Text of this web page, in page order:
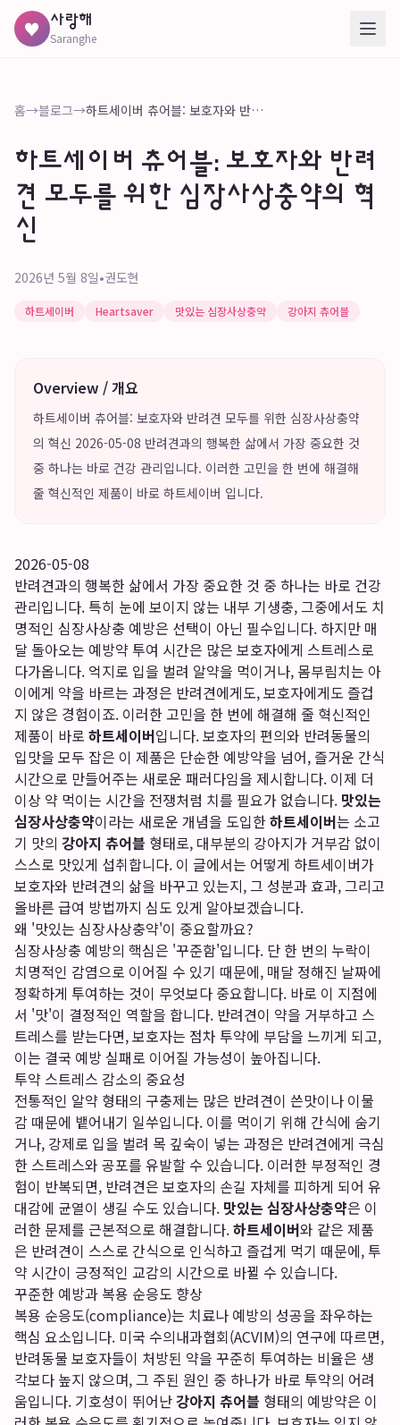
♥ 사랑해
Saranghe
홈→블로그→ 하트세이버 츄어블: 보호자와 반려견 모두를 위한 심장사상충약의 혁신
하트세이버 츄어블: 보호자와 반려
견 모두를 위한 심장사상충약의 혁
신
2026년 5월 8일•권도현
하트세이버 Heartsaver 맛있는 심장사상충약 강아지 츄어블
Overview / 개요
하트세이버 츄어블: 보호자와 반려견 모두를 위한 심장사상충약
의 혁신 2026-05-08 반려견과의 행복한 삶에서 가장 중요한 것
중 하나는 바로 건강 관리입니다. 이러한 고민을 한 번에 해결해
줄 혁신적인 제품이 바로 하트세이버 입니다.
2026-05-08
반려견과의 행복한 삶에서 가장 중요한 것 중 하나는 바로 건강
관리입니다. 특히 눈에 보이지 않는 내부 기생충, 그중에서도 치
명적인 심장사상충 예방은 선택이 아닌 필수입니다. 하지만 매
달 돌아오는 예방약 투여 시간은 많은 보호자에게 스트레스로
다가옵니다. 억지로 입을 벌려 알약을 먹이거나, 몸부림치는 아
이에게 약을 바르는 과정은 반려견에게도, 보호자에게도 즐겁
지 않은 경험이죠. 이러한 고민을 한 번에 해결해 줄 혁신적인
제품이 바로 하트세이버입니다. 보호자의 편의와 반려동물의
입맛을 모두 잡은 이 제품은 단순한 예방약을 넘어, 즐거운 간식
시간으로 만들어주는 새로운 패러다임을 제시합니다. 이제 더
이상 약 먹이는 시간을 전쟁처럼 치를 필요가 없습니다. 맛있는
심장사상충약이라는 새로운 개념을 도입한하트세이버는 소고
기 맛의 강아지 츄어블 형태로, 대부분의 강아지가 거부감 없이
스스로 맛있게 섭취합니다. 이 글에서는 어떻게 하트세이버가
보호자와 반려견의 삶을 바꾸고 있는지, 그 성분과 효과, 그리고
올바른 급여 방법까지 심도 있게 알아보겠습니다.
왜 '맛있는 심장사상충약'이 중요할까요?
심장사상충 예방의 핵심은 '꾸준함'입니다. 단 한 번의 누락이
치명적인 감염으로 이어질 수 있기 때문에, 매달 정해진 날짜에
정확하게 투여하는 것이 무엇보다 중요합니다. 바로 이 지점에
서 '맛'이 결정적인 역할을 합니다. 반려견이 약을 거부하고 스
트레스를 받는다면, 보호자는 점차 투약에 부담을 느끼게 되고,
이는 결국 예방 실패로 이어질 가능성이 높아집니다.
투약 스트레스 감소의 중요성
전통적인 알약 형태의 구충제는 많은 반려견이 쓴맛이나 이물
감 때문에 뱉어내기 일쑤입니다. 이를 먹이기 위해 간식에 숨기
거나, 강제로 입을 벌려 목 깊숙이 넣는 과정은 반려견에게 극심
한 스트레스와 공포를 유발할 수 있습니다. 이러한 부정적인 경
험이 반복되면, 반려견은 보호자의 손길 자체를 피하게 되어 유
대감에 균열이 생길 수도 있습니다. 맛있는 심장사상충약은 이
러한 문제를 근본적으로 해결합니다.하트세이버와 같은 제품
은 반려견이 스스로 간식으로 인식하고 즐겁게 먹기 때문에, 투
약 시간이 긍정적인 교감의 시간으로 바뀔 수 있습니다.
꾸준한 예방과 복용 순응도 향상
복용 순응도(compliance)는 치료나 예방의 성공을 좌우하는
핵심 요소입니다. 미국 수의내과협회(ACVIM)의 연구에 따르면,
반려동물 보호자들이 처방된 약을 꾸준히 투여하는 비율은 생
각보다 높지 않으며, 그 주된 원인 중 하나가 바로 투약의 어려
움입니다. 기호성이 뛰어난강아지 츄어블 형태의 예방약은 이